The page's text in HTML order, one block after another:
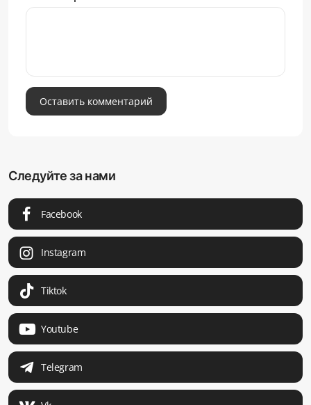
Оставить комментарий
Следуйте за нами
Facebook
Instagram
Tiktok
Youtube
Telegram